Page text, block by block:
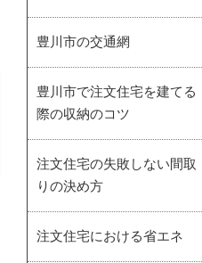
豊川市の交通網
豊川市で注文住宅を建てる
際の収納のコツ
注文住宅の失敗しない間取
りの決め方
注文住宅における省エネ